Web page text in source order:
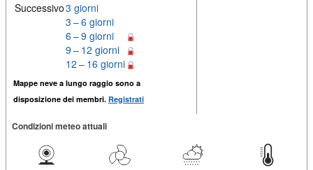
Successivo3 giorni
3 – 6 giorni
6 – 9 giorni
9 – 12 giorni
12 – 16 giorni
Mappe neve a lungo raggio sono a
disposizione dei membri. Registrati
Condizioni meteo attuali